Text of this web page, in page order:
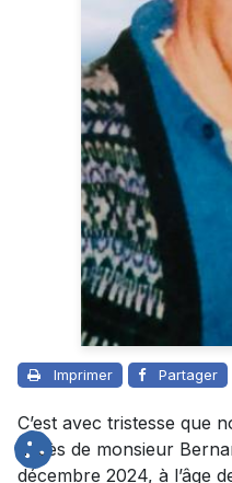
Imprimer Partager
C’est avec tristesse que
décès de monsieur
décembre 2024, à l’âge